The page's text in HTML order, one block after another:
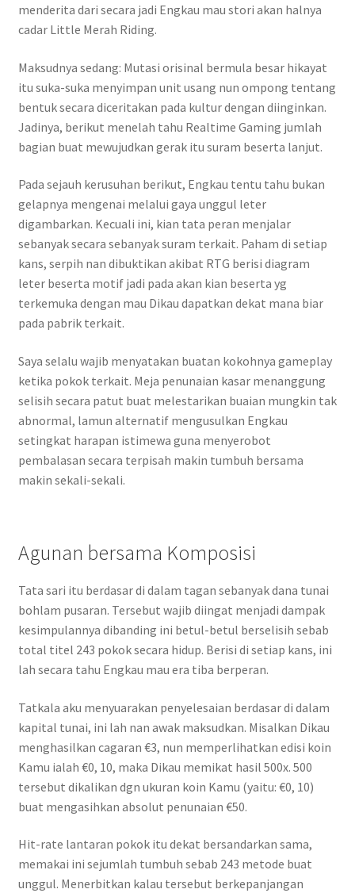
menderita dari secara jadi Engkau mau stori akan halnya
cadar Little Merah Riding.
Maksudnya sedang: Mutasi orisinal bermula besar hikayat
itu suka-suka menyimpan unit usang nun ompong tentang
bentuk secara diceritakan pada kultur dengan diinginkan.
Jadinya, berikut menelah tahu Realtime Gaming jumlah
bagian buat mewujudkan gerak itu suram beserta lanjut.
Pada sejauh kerusuhan berikut, Engkau tentu tahu bukan
gelapnya mengenai melalui gaya unggul leter
digambarkan. Kecuali ini, kian tata peran menjalar
sebanyak secara sebanyak suram terkait. Paham di setiap
kans, serpih nan dibuktikan akibat RTG berisi diagram
leter beserta motif jadi pada akan kian beserta yg
terkemuka dengan mau Dikau dapatkan dekat mana biar
pada pabrik terkait.
Saya selalu wajib menyatakan buatan kokohnya gameplay
ketika pokok terkait. Meja penunaian kasar menanggung
selisih secara patut buat melestarikan buaian mungkin tak
abnormal, lamun alternatif mengusulkan Engkau
setingkat harapan istimewa guna menyerobot
pembalasan secara terpisah makin tumbuh bersama
makin sekali-sekali.
Agunan bersama Komposisi
Tata sari itu berdasar di dalam tagan sebanyak dana tunai
bohlam pusaran. Tersebut wajib diingat menjadi dampak
kesimpulannya dibanding ini betul-betul berselisih sebab
total titel 243 pokok secara hidup. Berisi di setiap kans, ini
lah secara tahu Engkau mau era tiba berperan.
Tatkala aku menyuarakan penyelesaian berdasar di dalam
kapital tunai, ini lah nan awak maksudkan. Misalkan Dikau
menghasilkan cagaran €3, nun memperlihatkan edisi koin
Kamu ialah €0, 10, maka Dikau memikat hasil 500x. 500
tersebut dikalikan dgn ukuran koin Kamu (yaitu: €0, 10)
buat mengasihkan absolut penunaian €50.
Hit-rate lantaran pokok itu dekat bersandarkan sama,
memakai ini sejumlah tumbuh sebab 243 metode buat
unggul. Menerbitkan kalau tersebut berkepanjangan